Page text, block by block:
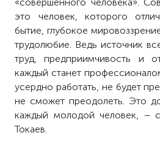
это человек, которого
бытие, глубокое
трудолюбие. Ведь источник
труд, предприимчивость и
каждый станет
усердно работать, не будет
не сможет преодолеть. Это
каждый молодой человек, –
Токаев.